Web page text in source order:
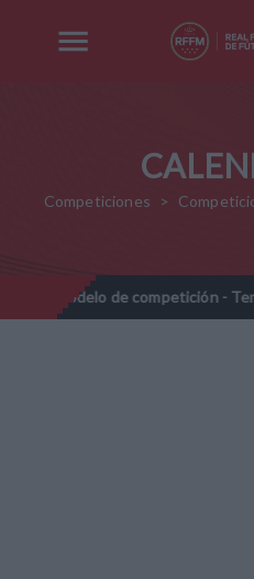
Competiciones
de competición - Temporada